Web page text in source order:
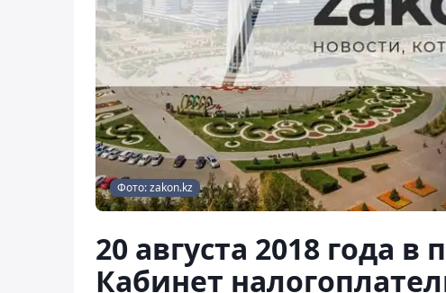
Фото: zakon.kz
20 августа 2018 года в
Кабинет